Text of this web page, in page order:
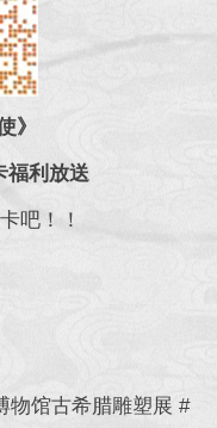
》
福利放送
吧！！
馆古希腊雕塑展 #